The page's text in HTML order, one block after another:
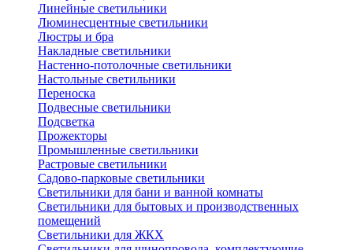
Линейные светильники
Люминесцентные светильники
Люстры и бра
Накладные светильники
Настенно-потолочные светильники
Настольные светильники
Переноска
Подвесные светильники
Подсветка
Прожекторы
Промышленные светильники
Растровые светильники
Садово-парковые светильники
Светильники для бани и ванной комнаты
Светильники для бытовых и производственных
помещений
Светильники для ЖКХ